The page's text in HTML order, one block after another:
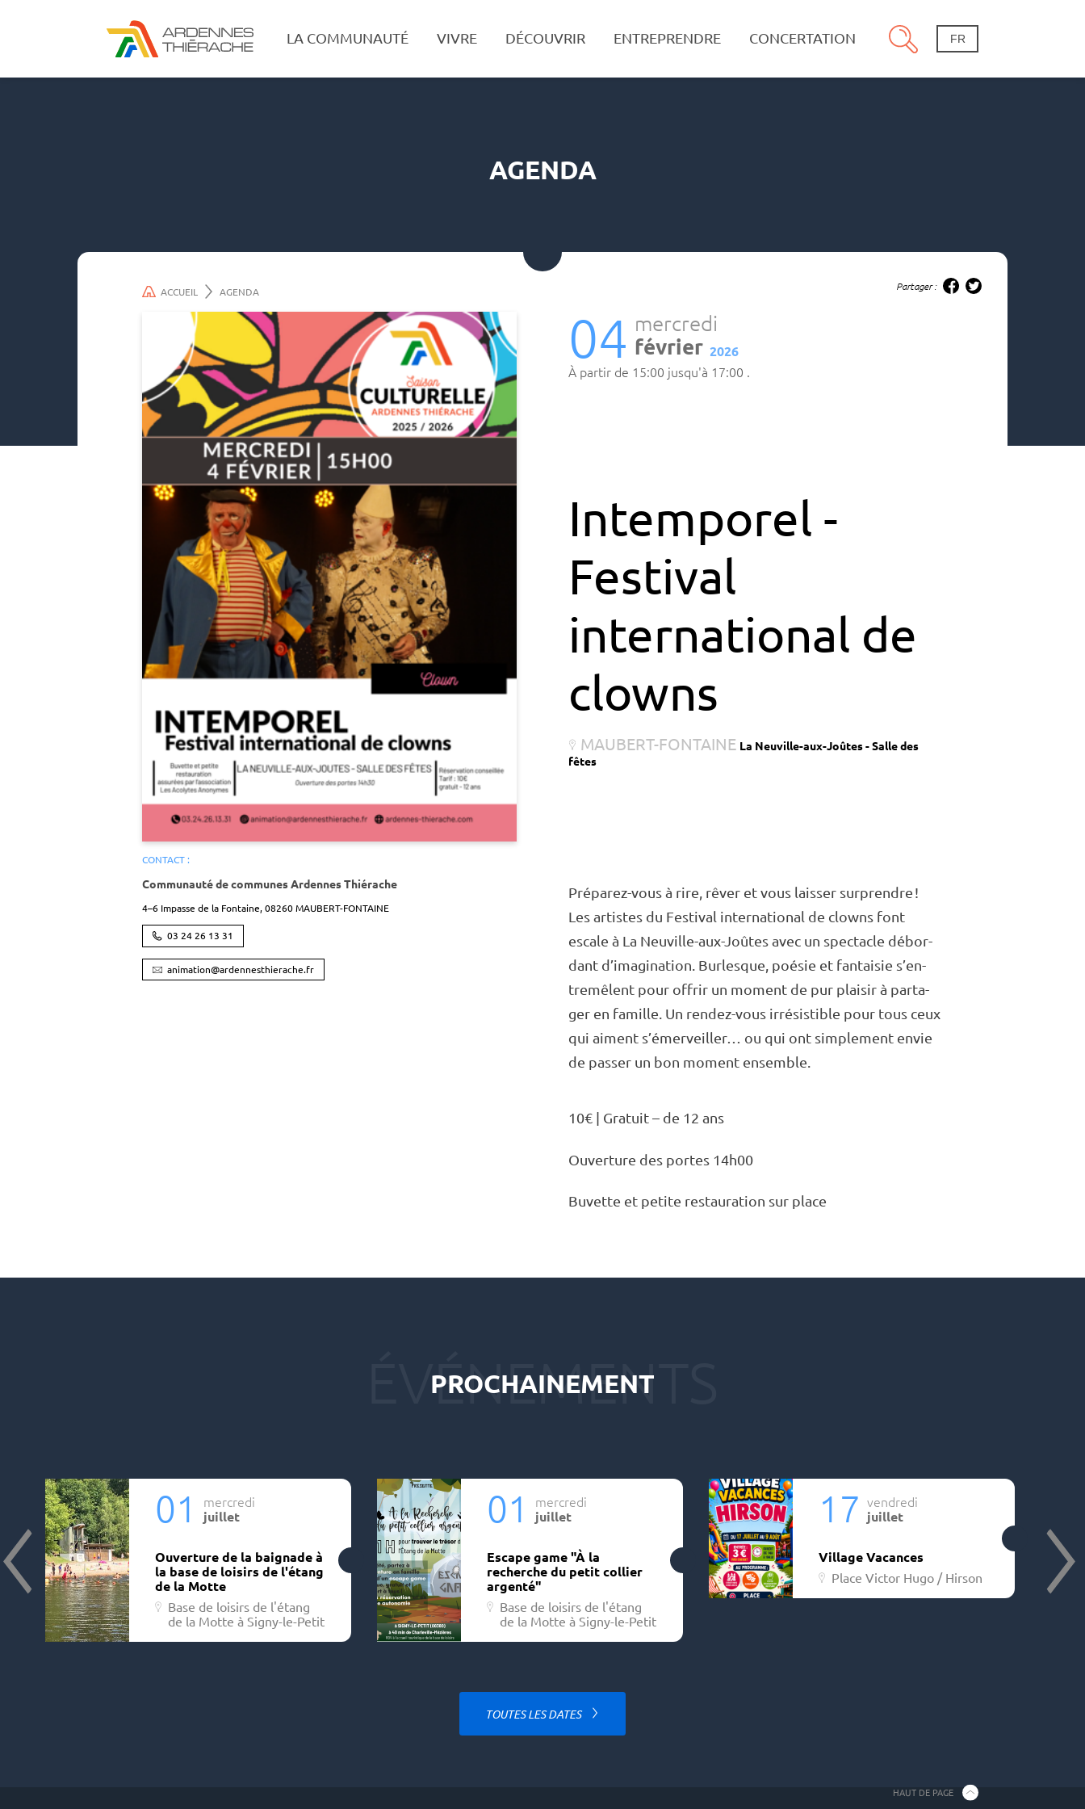
LA COMMUNAUTÉ VIVRE DÉCOUVRIR ENTREPRENDRE CONCERTATION
Recherche FR
AGENDA
ACCUEIL AGENDA
Partager :
Intemporel -
Festival
international de
clowns
MAUBERT-FONTAINE La Neuville-aux-Joûtes - Salle des
fêtes
mercredi
04 février 2026
à partir de 15:00 jusqu'à 17:00 .
Prépa­rez-vous à rire, rêver et vous lais­ser surprendre !
Les artistes du Festi­val inter­na­tio­nal de clowns font
escale à La Neuville-aux-Joûtes avec un spec­tacle débor­
dant d’ima­gi­na­tion. Burlesque, poésie et fantai­sie s’en­
tre­mêlent pour offrir un moment de pur plai­sir à parta­
ger en famille. Un rendez-vous irré­sis­tible pour tous ceux
qui aiment s’émer­veiller… ou qui ont simple­ment envie
de passer un bon moment ensemble.
10€ | Gratuit – de 12 ans
Ouver­ture des portes 14h00
Buvette et petite restau­ra­tion sur place
CONTACT :
Communauté de communes Ardennes Thiérache
4–6 Impasse de la Fontaine, 08260 MAUBERT-FONTAINE
03 24 26 13 31
animation@ardennesthierache.fr
PROCHAINEMENT
Ouverture de la baignade à
la base de loisirs de l'étang
de la Motte
Base de loisirs de l'étang
de la Motte à Signy-le-Petit
mercredi
01 juillet
Escape game "À la
recherche du petit collier
argenté"
Base de loisirs de l'étang
de la Motte à Signy-le-Petit
mercredi
01 juillet
Village Vacances
Place Victor Hugo / Hirson
vendredi
17 juillet
TOUTES LES DATES
HAUT DE PAGE